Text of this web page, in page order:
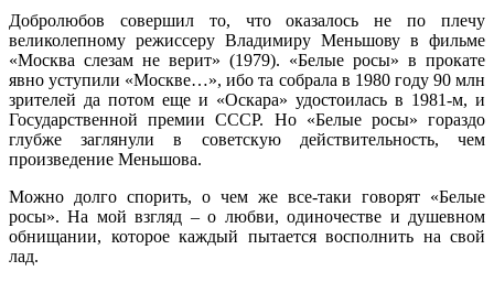
Добролюбов совершил то, что оказалось не по плечу
великолепному режиссеру Владимиру Меньшову в фильме
«Москва слезам не верит» (1979). «Белые росы» в прокате
явно уступили «Москве…», ибо та собрала в 1980 году 90 млн
зрителей да потом еще и «Оскара» удостоилась в 1981-м, и
Государственной премии СССР. Но «Белые росы» гораздо
глубже заглянули в советскую действительность, чем
произведение Меньшова.
Можно долго спорить, о чем же все-таки говорят «Белые
росы». На мой взгляд – о любви, одиночестве и душевном
обнищании, которое каждый пытается восполнить на свой
лад.